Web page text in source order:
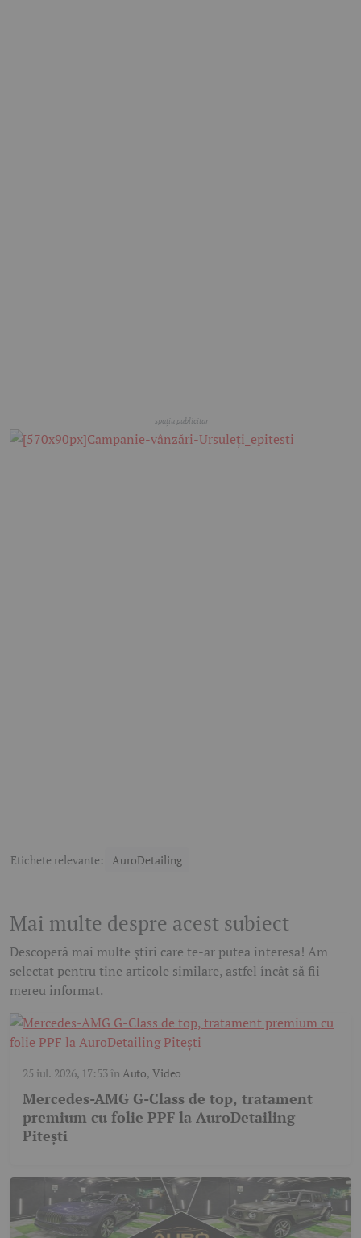
Etichete relevante: AuroDetailing
Mai multe despre acest subiect
Descoperă mai multe știri care te-ar putea interesa! Am
selectat pentru tine articole similare, astfel încât să fii
mereu informat.
25 iul. 2026, 17:53înAuto,Video
Mercedes-AMG G-Class de top, tratament
premium cu folie PPF la AuroDetailing
Pitești